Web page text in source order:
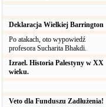
Deklaracja Wielkiej Barrington
Po atakach, oto wypowiedź
profesora Sucharita Bhakdi.
Izrael. Historia Palestyny w XX
wieku.
Veto dla Funduszu Zadłużenia!